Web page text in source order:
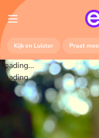
Kijk en Luister Praat mee
Loading...
Loading...